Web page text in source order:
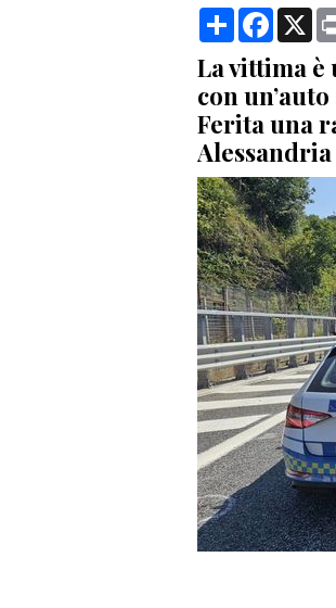
Condividi X
La vittima è
con
Ferita una
Alessandria